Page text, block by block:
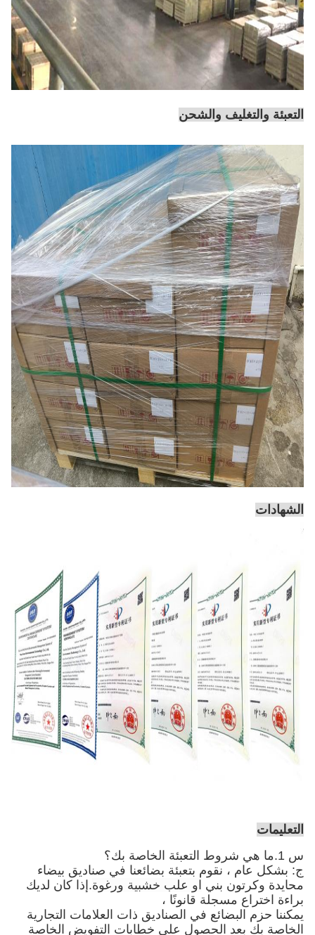
التعبئة والتغليف والشحن
الشهادات
التعليمات
س 1.ما هي شروط التعبئة الخاصة بك؟
ج: بشكل عام ، نقوم بتعبئة بضائعنا في صناديق بيضاء
محايدة وكرتون بنياو علب خشبية ورغوة.إذا كان لديك
براءة اختراع مسجلة قانونًا ،
يمكننا حزم البضائع في الصناديق ذات العلامات التجارية
الخاصة بك بعد الحصول على خطابات التفويض الخاصة